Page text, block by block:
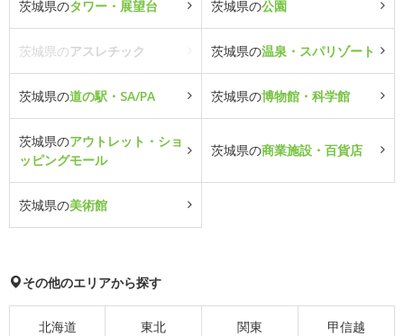
茨城県のタワー・展望台 茨城県の公園
茨城県のアスレチック 茨城県の温泉・スパリゾート
茨城県の道の駅・SA/PA 茨城県の博物館・科学館
茨城県のアウトレット・ショ
ッピングモール
茨城県の商業施設・百貨店
茨城県の美術館
その他のエリアから探す
北海道 東北 関東 甲信越